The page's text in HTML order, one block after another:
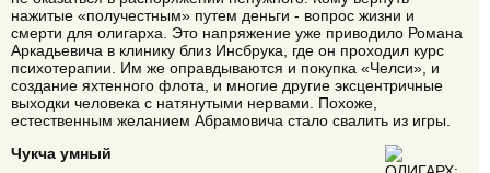
нажитые «получестным» путем деньги - вопрос жизни и
смерти для олигарха. Это напряжение уже приводило Романа
Аркадьевича в клинику близ Инсбрука, где он проходил курс
психотерапии. Им же оправдываются и покупка «Челси», и
создание яхтенного флота, и многие другие эксцентричные
выходки человека с натянутыми нервами. Похоже,
естественным желанием Абрамовича стало свалить из игры.
Чукча умный